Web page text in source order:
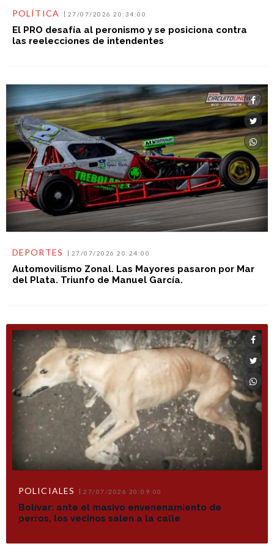
POLÍTICA 27/07/2026 20:34:00
El PRO desafía al peronismo y se posiciona contra
las reelecciones de intendentes
DEPORTES 27/07/2026 20:24:00
Automovilismo Zonal. Las Mayores pasaron por Mar
del Plata. Triunfo de Manuel García.
POLICIALES 27/07/2026 20:09:00
Bolívar: ante el masivo envenenamiento de
perros, los vecinos salen a la calle